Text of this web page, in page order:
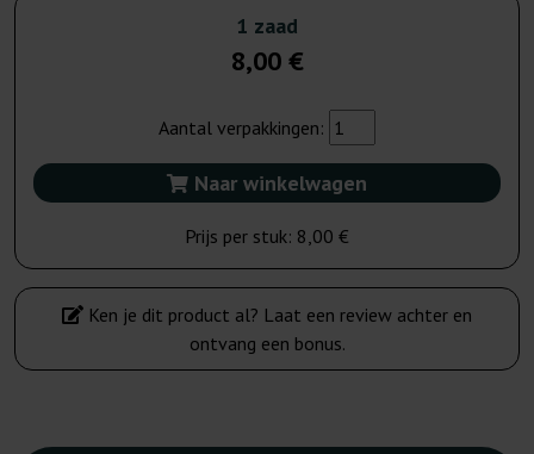
1 zaad
8,00 €
Aantal verpakkingen:
Naar winkelwagen
Prijs per stuk: 8,00 €
Ken je dit product al? Laat een review achter en
ontvang een bonus.